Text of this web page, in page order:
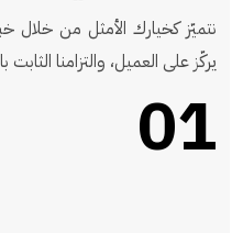
نتميّز كخيارك الأمثل من خلال
يركّز على العميل، والتزامنا
01